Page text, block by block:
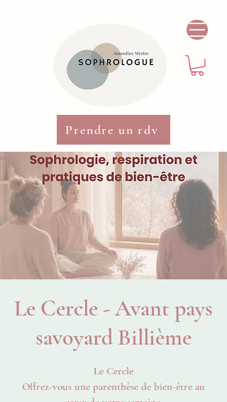
Prendre un rdv
Le Cercle - Avant pays
savoyard Billième
Le Cercle
Offrez-vous une parenthèse de bien-être au